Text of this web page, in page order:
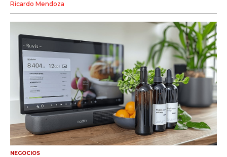
Ricardo Mendoza
NEGOCIOS